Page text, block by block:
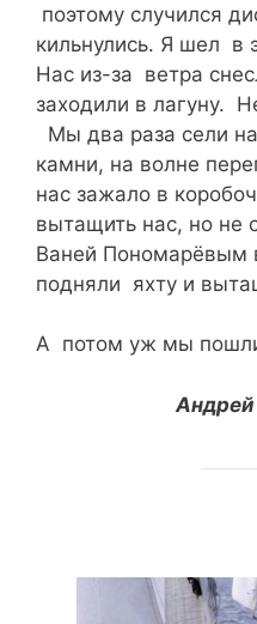
поэтому случился
кильнулись. Я шел в
Нас из-за ветра
заходили в лагуну.
Мы два раза сели
камни, на волне
нас зажало в
вытащить нас, но не
Ваней Пономарёвым
подняли яхту и
А потом уж мы пошли
Андрей